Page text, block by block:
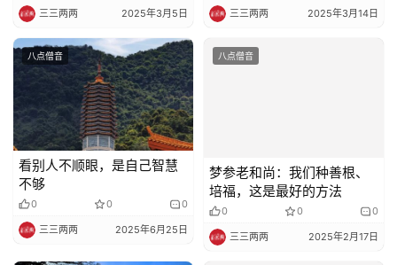
三三两两 2025年3月5日 三三两两 2025年3月14日
八点僧音
看别人不顺眼，是自己智慧
不够
0 0 0
三三两两 2025年6月25日
八点僧音
梦参老和尚：我们种善根、
培福，这是最好的方法
2025年2月17日